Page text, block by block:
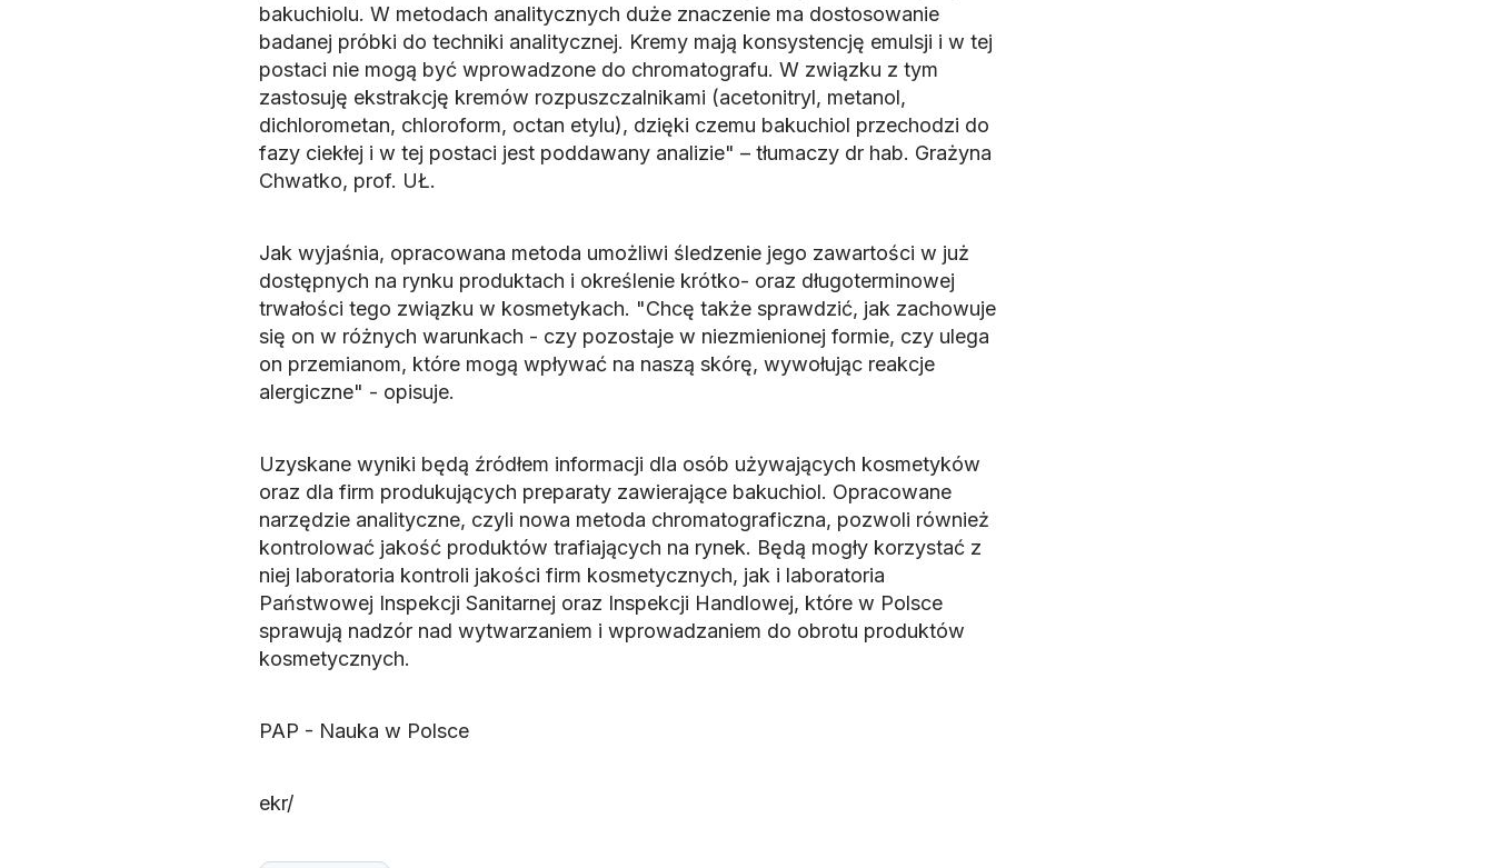
bakuchiolu. W metodach analitycznych duże znaczenie ma dostosowanie
badanej próbki do techniki analitycznej. Kremy mają konsystencję emulsji i w tej
postaci nie mogą być wprowadzone do chromatografu. W związku z tym
zastosuję ekstrakcję kremów rozpuszczalnikami (acetonitryl, metanol,
dichlorometan, chloroform, octan etylu), dzięki czemu bakuchiol przechodzi do
fazy ciekłej i w tej postaci jest poddawany analizie" – tłumaczy dr hab. Grażyna
Chwatko, prof. UŁ.
Jak wyjaśnia, opracowana metoda umożliwi śledzenie jego zawartości w już
dostępnych na rynku produktach i określenie krótko- oraz długoterminowej
trwałości tego związku w kosmetykach. "Chcę także sprawdzić, jak zachowuje
się on w różnych warunkach - czy pozostaje w niezmienionej formie, czy ulega
on przemianom, które mogą wpływać na naszą skórę, wywołując reakcje
alergiczne" - opisuje.
Uzyskane wyniki będą źródłem informacji dla osób używających kosmetyków
oraz dla firm produkujących preparaty zawierające bakuchiol. Opracowane
narzędzie analityczne, czyli nowa metoda chromatograficzna, pozwoli również
kontrolować jakość produktów trafiających na rynek. Będą mogły korzystać z
niej laboratoria kontroli jakości firm kosmetycznych, jak i laboratoria
Państwowej Inspekcji Sanitarnej oraz Inspekcji Handlowej, które w Polsce
sprawują nadzór nad wytwarzaniem i wprowadzaniem do obrotu produktów
kosmetycznych.
PAP - Nauka w Polsce
ekr/